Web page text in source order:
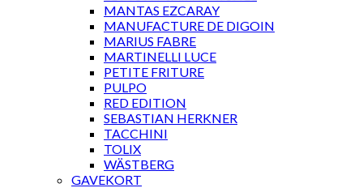
MANTAS EZCARAY
MANUFACTURE DE DIGOIN
MARIUS FABRE
MARTINELLI LUCE
PETITE FRITURE
PULPO
RED EDITION
SEBASTIAN HERKNER
TACCHINI
TOLIX
WÄSTBERG
GAVEKORT